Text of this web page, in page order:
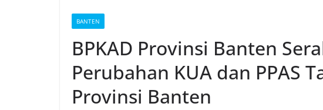
BANTEN
BPKAD Provinsi Banten
Perubahan KUA dan PPAS
Provinsi Banten